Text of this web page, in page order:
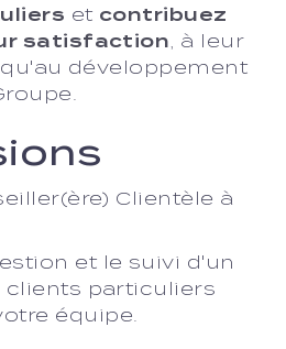
et contribuez
satisfaction, à leur
développement
Clientèle à
et le suivi d'un
clients particuliers
équipe.